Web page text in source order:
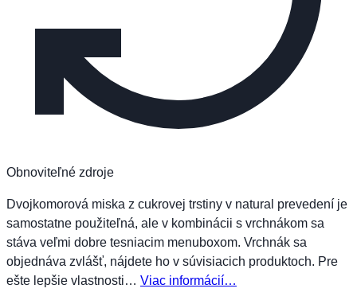
Obnoviteľné zdroje
Dvojkomorová miska z cukrovej trstiny v natural prevedení je
samostatne použiteľná, ale v kombinácii s vrchnákom sa
stáva veľmi dobre tesniacim menuboxom. Vrchnák sa
objednáva zvlášť, nájdete ho v súvisiacich produktoch. Pre
ešte lepšie vlastnosti… Viac informácií…